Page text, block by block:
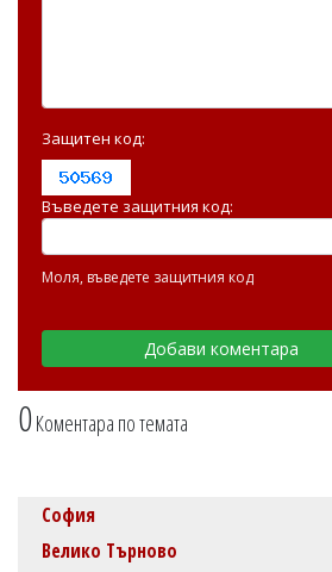
0Коментара по темата
Защитен код:
Въведете защитния код:
Моля, въведете защитния код
София
Велико Търново